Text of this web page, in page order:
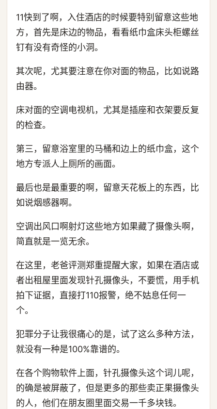
11快到了啊，入住酒店的时候要特别留意这些地
方，首先是床边的物品，看看纸巾盒床头柜螺丝
钉有没有奇怪的小洞。
其次呢，尤其要注意在你对面的物品，比如说路
由器。
床对面的空调电视机，尤其是插座和衣架要反复
的检查。
第三，留意浴室里的马桶和边上的纸巾盒，这个
地方专派人上厕所的画面。
最后也是最重要的啊，留意天花板上的东西，比
如说烟感器啊。
空调出风口啊射灯这些地方如果藏了摄像头啊，
简直就是一览无余。
在这里，老爸评测郑重提醒大家，如果在酒店或
者出租屋里面发现针孔摄像头，不要慌，用手机
拍下证据，直接打110报警，绝不姑息任何一
个。
犯罪分子让我很痛心的是，试了这么多种方法，
就没有一种是100%靠谱的。
在各个购物软件上面，针孔摄像头这个词儿呢，
的确是被屏蔽了，但是更多的那些卖正果摄像头
的人，他们在朋友圈里面交易一千多块钱。